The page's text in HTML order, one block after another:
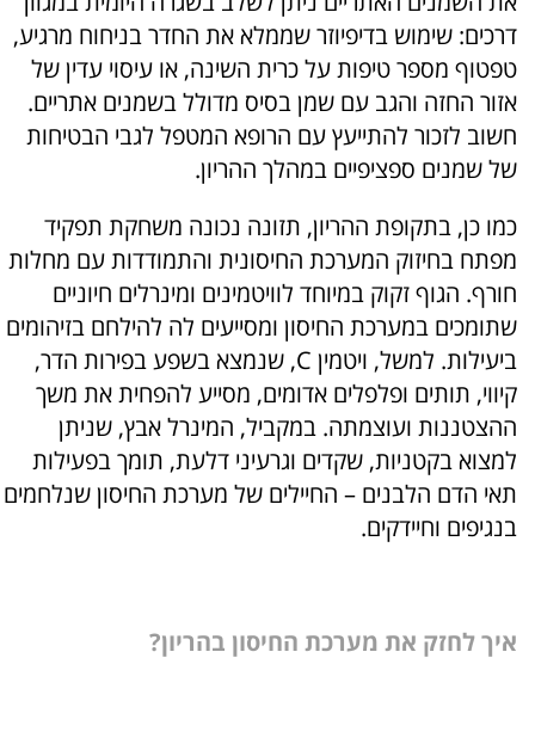
דרכים: שימוש בדיפיוזר שממלא את החדר בניחוח מרגיע,
טפטוף מספר טיפות על כרית השינה, או עיסוי עדין של
אזור החזה והגב עם שמן בסיס מדולל בשמנים אתריים.
חשוב לזכור להתייעץ עם הרופא המטפל לגבי הבטיחות
של שמנים ספציפיים במהלך ההריון.
כמו כן, בתקופת ההריון, תזונה נכונה משחקת תפקיד
מפתח בחיזוק המערכת החיסונית והתמודדות עם מחלות
חורף. הגוף זקוק במיוחד לוויטמינים ומינרלים חיוניים
שתומכים במערכת החיסון ומסייעים לה להילחם בזיהומים
ביעילות. למשל, ויטמין C, שנמצא בשפע בפירות הדר,
קיווי, תותים ופלפלים אדומים, מסייע להפחית את משך
ההצטננות ועוצמתה. במקביל, המינרל אבץ, שניתן
למצוא בקטניות, שקדים וגרעיני דלעת, תומך בפעילות
תאי הדם הלבנים – החיילים של מערכת החיסון שנלחמים
בנגיפים וחיידקים.
איך לחזק את מערכת החיסון בהריון?